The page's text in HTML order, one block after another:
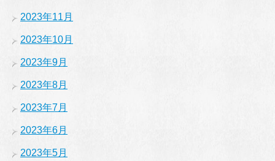
2023年11月
2023年10月
2023年9月
2023年8月
2023年7月
2023年6月
2023年5月